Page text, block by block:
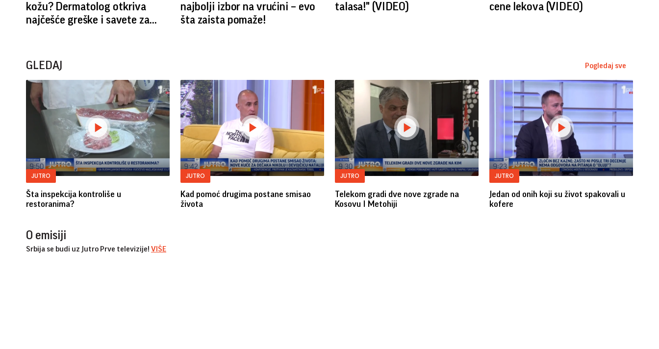
kožu? Dermatolog otkriva
najčešće greške i savete za
najbolji izbor na vrućini – evo
šta zaista pomaže!
talasa!" (VIDEO)
cene lekova (VIDEO)
GLEDAJ Pogledaj sve
JUTRO
Šta inspekcija kontroliše u
restoranima?
JUTRO
Kad pomoć drugima postane smisao
života
JUTRO
Telekom gradi dve nove zgrade na
Kosovu I Metohiji
JUTRO
Jedan od onih koji su život spakovali u
kofere
O emisiji
Srbija se budi uz Jutro Prve televizije! VIŠE